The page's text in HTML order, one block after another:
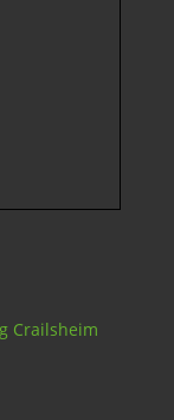
Crailsheim